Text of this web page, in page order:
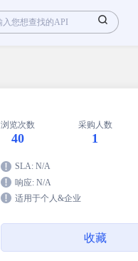
浏览次数
40
采购人数
1
SLA: N/A
响应: N/A
适用于个人&企业
收藏